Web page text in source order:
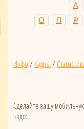
А
О
П Р
Инфо/ Кадры/ Статистика
Сделайте вашу
надо: